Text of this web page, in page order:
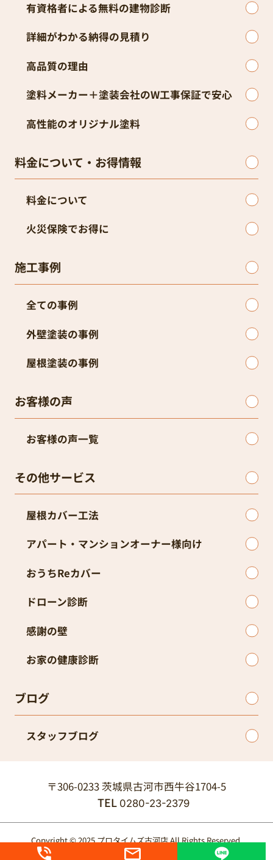
有資格者による無料の建物診断
詳細がわかる納得の見積り
高品質の理由
塗料メーカー＋塗装会社のW工事保証で安心
高性能のオリジナル塗料
料金について・お得情報
料金について
火災保険でお得に
施工事例
全ての事例
外壁塗装の事例
屋根塗装の事例
お客様の声
お客様の声一覧
その他サービス
屋根カバー工法
アパート・マンションオーナー様向け
おうちReカバー
ドローン診断
感謝の壁
お家の健康診断
ブログ
スタッフブログ
〒306-0233 茨城県古河市西牛谷1704-5
TEL 0280-23-2379
Copyright © 2025 プロタイムズ古河店 All Rights Reserved.
個人情報保護方針